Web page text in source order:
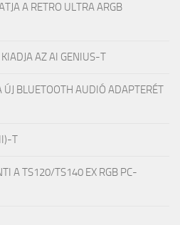
A RETRO ULTRA ARGB
AZ AI GENIUS-T
BLUETOOTH AUDIÓ ADAPTERÉT
T
A TS120/TS140 EX RGB PC-